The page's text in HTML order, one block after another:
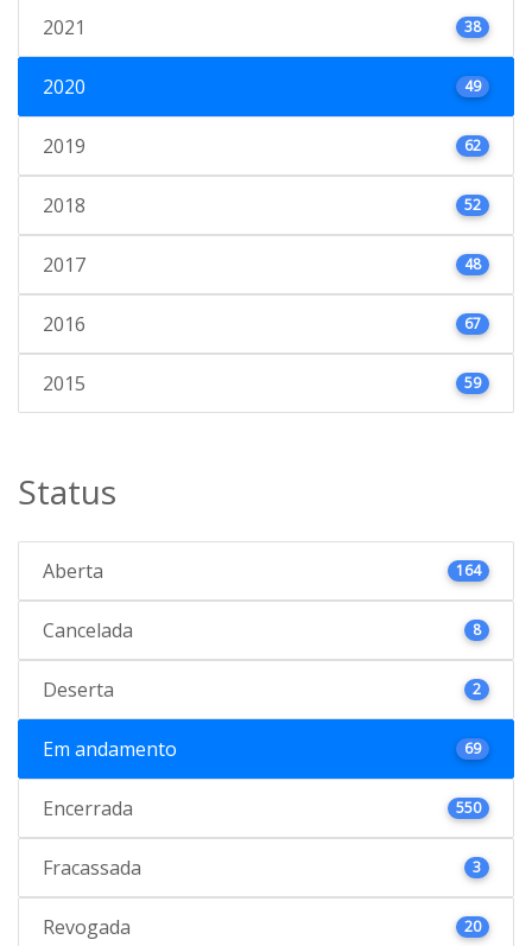
2021 38
2020 49
2019 62
2018 52
2017 48
2016 67
2015 59
Status
Aberta 164
Cancelada 8
Deserta 2
Em andamento 69
Encerrada 550
Fracassada 3
Revogada 20